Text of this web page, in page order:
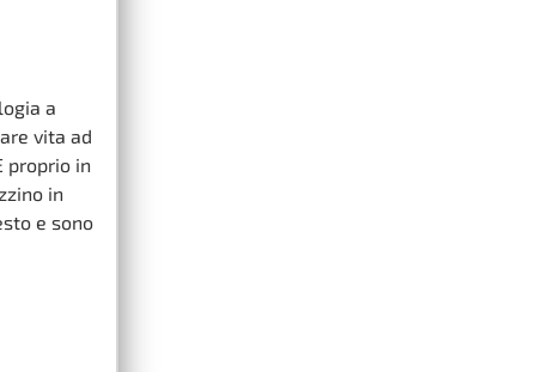
a
vita ad
proprio in
in
e sono